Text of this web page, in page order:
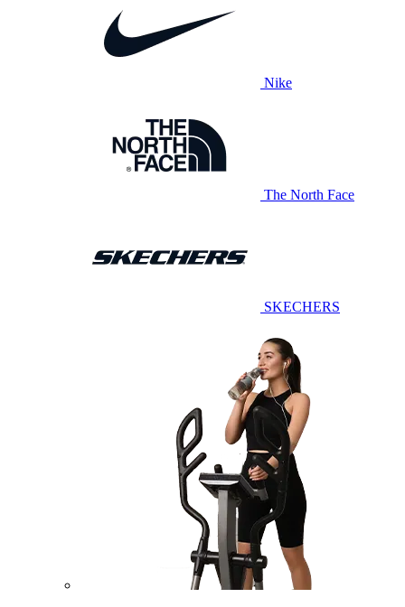
Nike
The North Face
SKECHERS